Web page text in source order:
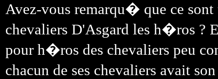
Avez-vous remarqu� que ce
chevaliers D'Asgard les h�ros ?
pour h�ros des chevaliers peu
chacun de ses chevaliers avait